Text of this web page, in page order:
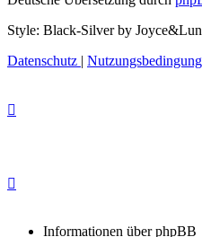
Style: Black-Silver by
Datenschutz |
Informationen über phpBB